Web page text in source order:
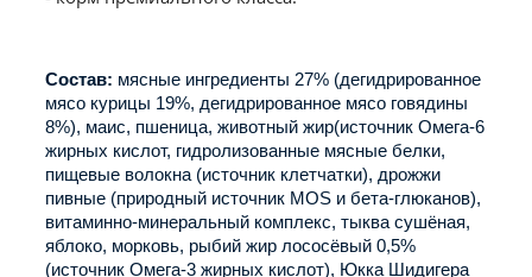
Состав: мясные ингредиенты 27% (дегидрированное
мясо курицы 19%, дегидрированное мясо говядины
8%), маис, пшеница, животный жир(источник Омега-6
жирных кислот, гидролизованные мясные белки,
пищевые волокна (источник клетчатки), дрожжи
пивные (природный источник MOS и бета-глюканов),
витаминно-минеральный комплекс, тыква сушёная,
яблоко, морковь, рыбий жир лососёвый 0,5%
(источник Омега-3 жирных кислот), Юкка Шидигера